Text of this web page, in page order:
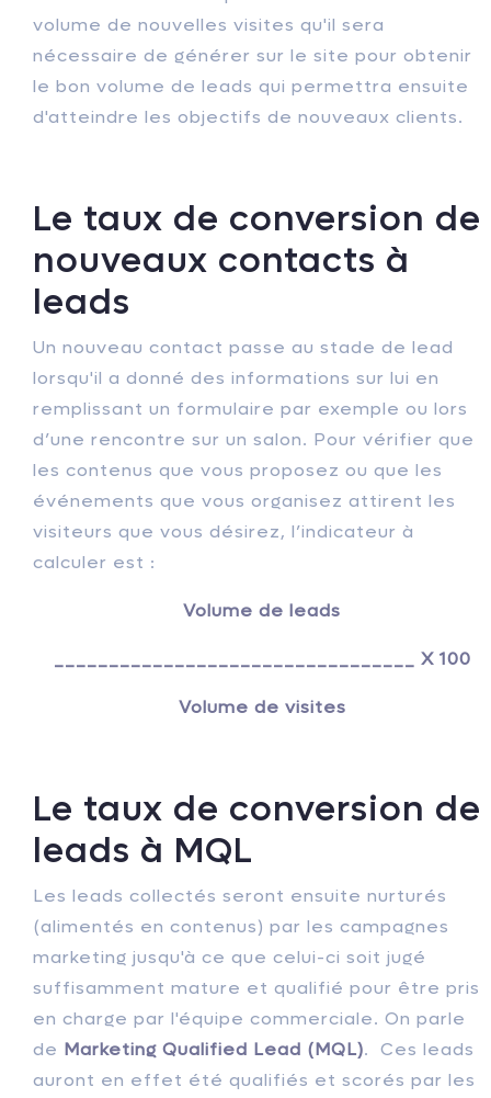
volume de nouvelles visites qu'il sera
nécessaire de générer sur le site pour obtenir
le bon volume de leads qui permettra ensuite
d'atteindre les objectifs de nouveaux clients.
Le taux de conversion de
nouveaux contacts à
leads
Un nouveau contact passe au stade de lead
lorsqu'il a donné des informations sur lui en
remplissant un formulaire par exemple ou lors
d’une rencontre sur un salon. Pour vérifier que
les contenus que vous proposez ou que les
événements que vous organisez attirent les
visiteurs que vous désirez, l’indicateur à
calculer est :
Volume de leads
_________________________________ X 100
Volume de visites
Le taux de conversion de
leads à MQL
Les leads collectés seront ensuite nurturés
(alimentés en contenus) par les campagnes
marketing jusqu'à ce que celui-ci soit jugé
suffisamment mature et qualifié pour être pris
en charge par l'équipe commerciale. On parle
de Marketing Qualified Lead (MQL). Ces leads
auront en effet été qualifiés et scorés par les